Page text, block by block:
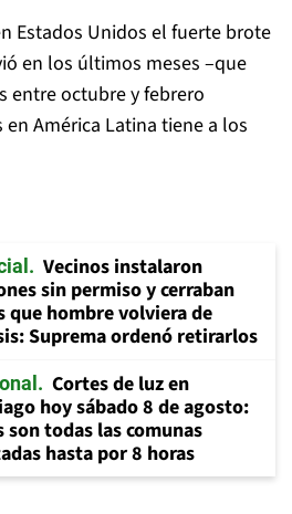
Estados Unidos el fuerte brote
en los últimos meses –que
entre octubre y febrero
en América Latina tiene a los
Vecinos instalaron
sin permiso y cerraban
que hombre volviera de
Suprema ordenó retirarlos
Cortes de luz en
hoy sábado 8 de agosto:
son todas las comunas
hasta por 8 horas